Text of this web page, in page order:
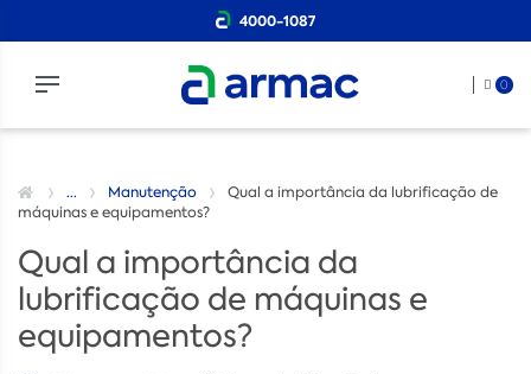
4000-1087
0
... Manutenção
Qual a importância da lubrificação de
máquinas e equipamentos?
Qual a importância da
lubrificação de máquinas e
equipamentos?